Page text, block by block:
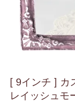
[ 9インチ ] カ
レイッシュモ